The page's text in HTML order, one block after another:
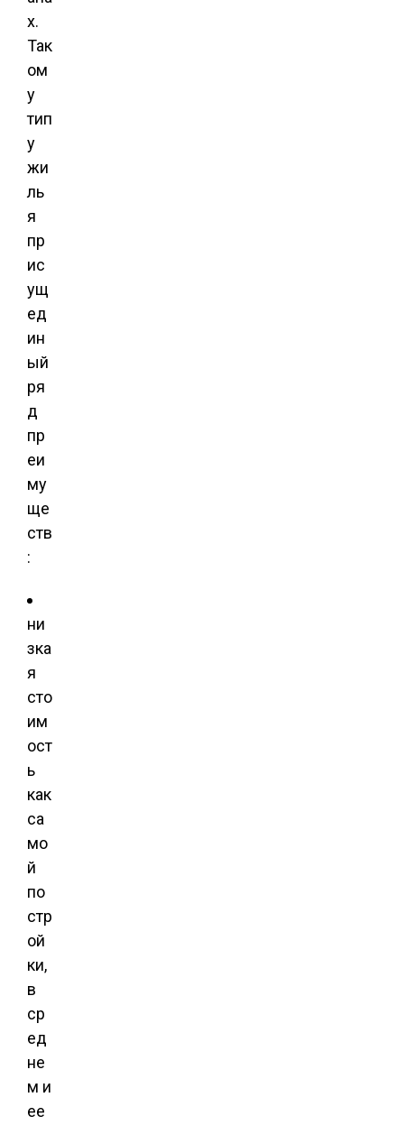
х.
Так
ом
у
тип
у
жи
ль
я
пр
ис
ущ
ед
ин
ый
ря
д
пр
еи
му
ще
ств
:
ни
зка
я
сто
им
ост
ь
как
са
мо
й
по
стр
ой
ки,
в
ср
ед
не
м и
ее